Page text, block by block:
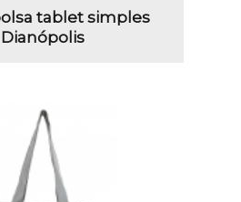
tablet simples
Dianópolis